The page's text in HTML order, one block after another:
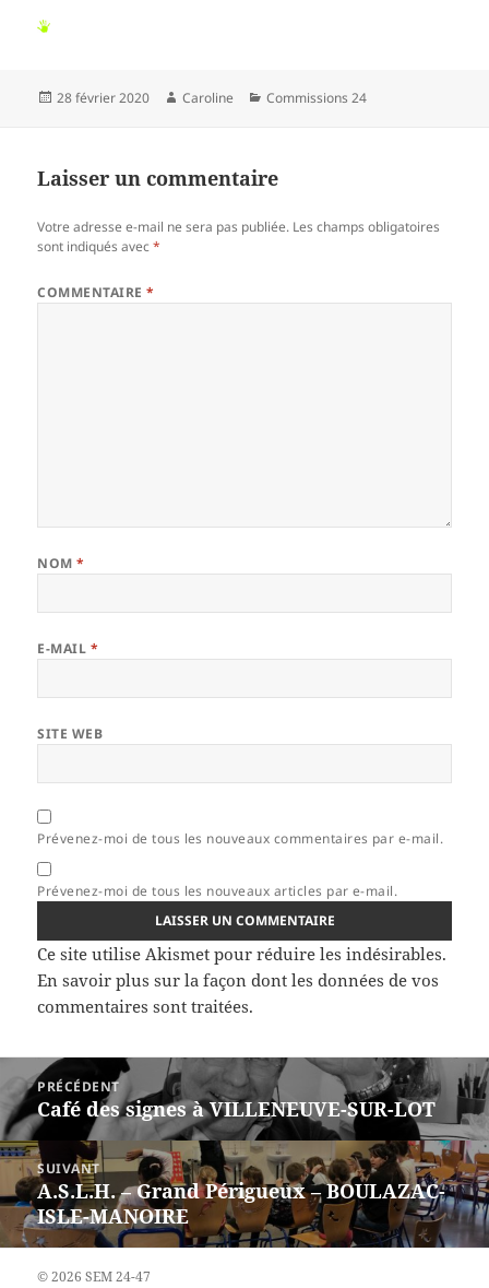
Publié
28 février 2020 Auteur
Caroline Catégories
Commissions 24
Laisser un commentaire
Votre adresse e-mail ne sera pas publiée. Les champs obligatoires
sont indiqués avec*
COMMENTAIRE*
NOM*
E-MAIL *
SITE WEB
Prévenez-moi de tous les nouveaux commentaires par e-mail.
Prévenez-moi de tous les nouveaux articles par e-mail.
Ce site utilise Akismet pour réduire les indésirables.
En savoir plus sur la façon dont les données de vos
commentaires sont traitées.
Navigation
de
l’article
PRÉCÉDENT
Article
précédent :
Café des signes à VILLENEUVE-SUR-LOT
SUIVANT
Article
suivant :
A.S.L.H. – Grand Périgueux – BOULAZAC-
ISLE-MANOIRE
© 2026 SEM 24-47